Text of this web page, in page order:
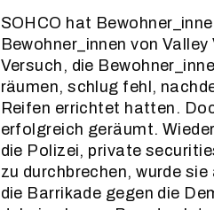
SOHCO hat
Bewohner_innen von
Versuch, die
räumen, schlug fehl,
Reifen errichtet hatten.
erfolgreich geräumt.
die Polizei, private
zu durchbrechen, wurde
die Barrikade gegen die